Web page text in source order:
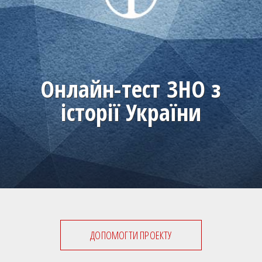
Онлайн-тест ЗНО з
історії України
ДОПОМОГТИ ПРОЕКТУ